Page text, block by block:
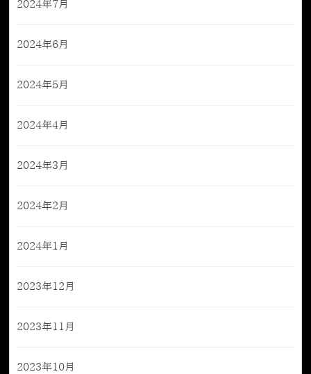
2024年7月
2024年6月
2024年5月
2024年4月
2024年3月
2024年2月
2024年1月
2023年12月
2023年11月
2023年10月